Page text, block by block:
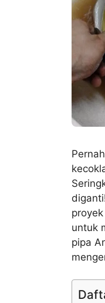
untuk
pipa